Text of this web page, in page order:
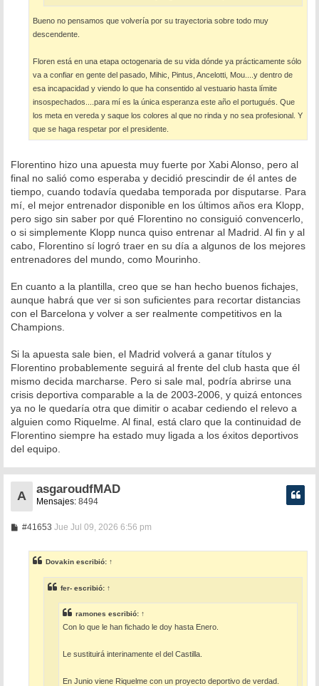
Bueno no pensamos que volvería por su trayectoria sobre todo muy
descendente.
Floren está en una etapa octogenaria de su vida dónde ya prácticamente sólo
va a confiar en gente del pasado, Mihic, Pintus, Ancelotti, Mou....y dentro de
esa incapacidad y viendo lo que ha consentido al vestuario hasta límite
insospechados....para mí es la única esperanza este año el portugués. Que
los meta en vereda y saque los colores al que no rinda y no sea profesional. Y
que se haga respetar por el presidente.
Florentino hizo una apuesta muy fuerte por Xabi Alonso, pero al
final no salió como esperaba y decidió prescindir de él antes de
tiempo, cuando todavía quedaba temporada por disputarse. Para
mí, el mejor entrenador disponible en los últimos años era Klopp,
pero sigo sin saber por qué Florentino no consiguió convencerlo,
o si simplemente Klopp nunca quiso entrenar al Madrid. Al fin y al
cabo, Florentino sí logró traer en su día a algunos de los mejores
entrenadores del mundo, como Mourinho.
En cuanto a la plantilla, creo que se han hecho buenos fichajes,
aunque habrá que ver si son suficientes para recortar distancias
con el Barcelona y volver a ser realmente competitivos en la
Champions.
Si la apuesta sale bien, el Madrid volverá a ganar títulos y
Florentino probablemente seguirá al frente del club hasta que él
mismo decida marcharse. Pero si sale mal, podría abrirse una
crisis deportiva comparable a la de 2003-2006, y quizá entonces
ya no le quedaría otra que dimitir o acabar cediendo el relevo a
alguien como Riquelme. Al final, está claro que la continuidad de
Florentino siempre ha estado muy ligada a los éxitos deportivos
del equipo.
A
asgaroudfMAD
Mensajes: 8494
#41653M
a
j
e
Jue Jul 09, 2026 6:56 pm
Dovakin escribió: ↑
fer- escribió: ↑
ramones escribió: ↑
Con lo que le han fichado le doy hasta Enero.
Le sustituirá interinamente el del Castilla.
En Junio viene Riquelme con un proyecto deportivo de verdad.